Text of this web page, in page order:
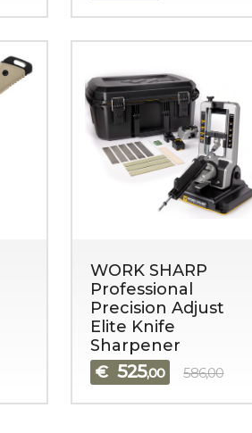
WORK SHARP
Professional
Precision Adjust
Elite Knife
Sharpener
€ 525,00 586,00